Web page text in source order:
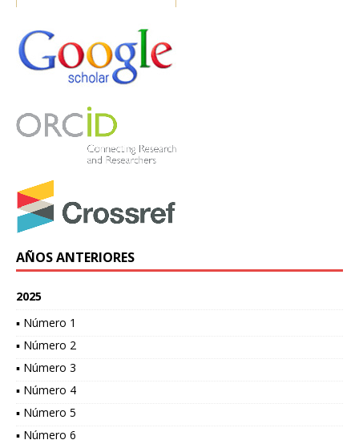
AÑOS ANTERIORES
2025
▪ Número 1
▪ Número 2
▪ Número 3
▪ Número 4
▪ Número 5
▪ Número 6